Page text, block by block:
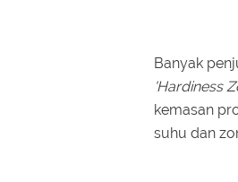
Banyak
'Hardiness
kemasan
suhu dan